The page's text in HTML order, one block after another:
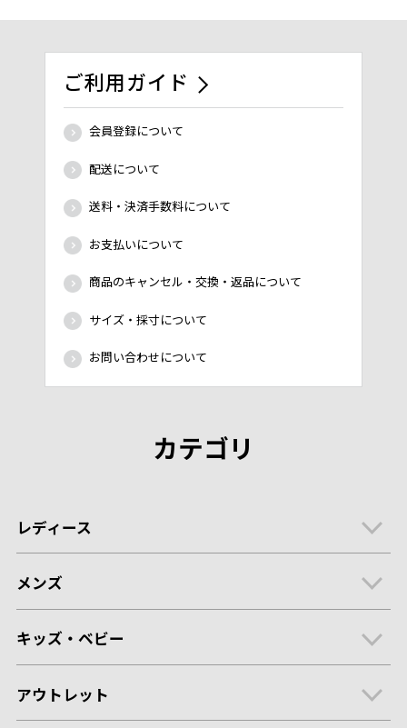
ご利用ガイド
会員登録について
配送について
送料・決済手数料について
お支払いについて
商品のキャンセル・交換・返品について
サイズ・採寸について
お問い合わせについて
カテゴリ
レディース
メンズ
キッズ・ベビー
アウトレット